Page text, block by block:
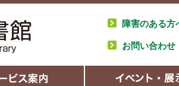
障害のある方
お問い合わせ